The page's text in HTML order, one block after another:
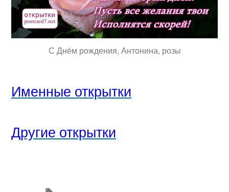
С Днём рождения, Антонина, розы
Именные открытки
Другие открытки